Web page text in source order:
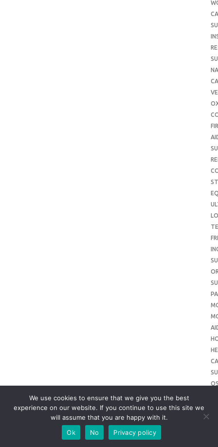
We use cookies to ensure that we give you the best
experience on our website. If you continue to use this site we
will assume that you are happy with it.
Ok
No Privacy policy